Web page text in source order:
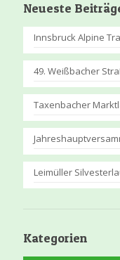
Neueste
Innsbruck Alpine
49. Weißbacher
Taxenbacher
Leimüller
Kategorien